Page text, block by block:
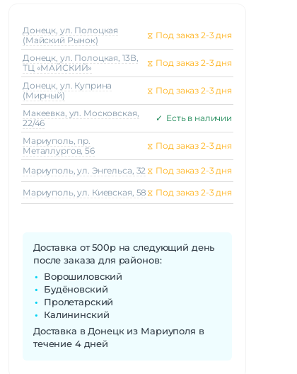
Донецк, ул. Полоцкая
(Майский Рынок)
⧖ Под заказ 2-3 дня
Донецк, ул. Полоцкая, 13В,
ТЦ «МАЙСКИЙ»
⧖ Под заказ 2-3 дня
Донецк, ул. Куприна
(Мирный)
⧖ Под заказ 2-3 дня
Макеeвка, ул. Московская,
22/46
✓ Есть в наличии
Мариуполь, пр.
Металлургов, 56
⧖ Под заказ 2-3 дня
Мариуполь, ул. Энгельса, 32 ⧖ Под заказ 2-3 дня
Мариуполь, ул. Киевская, 58 ⧖ Под заказ 2-3 дня
Доставка от 500р на следующий день
после заказа для районов:
Ворошиловский
Будёновский
Пролетарский
Калининский
Доставка в Донецк из Мариуполя в
течение 4 дней